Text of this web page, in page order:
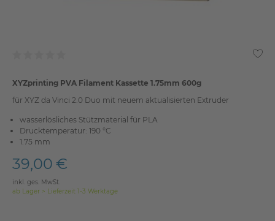
XYZprinting PVA Filament Kassette 1.75mm 600g
für XYZ da Vinci 2.0 Duo mit neuem aktualisierten Extruder
wasserlösliches Stützmaterial für PLA
Drucktemperatur: 190 °C
1.75 mm
39,00 €
inkl. ges. MwSt.
ab Lager > Lieferzeit 1-3 Werktage